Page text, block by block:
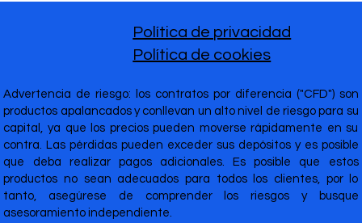
Advertencia de riesgo: los contratos por diferencia ("CFD") son
productos apalancados y conllevan un alto nivel de riesgo para su
capital, ya que los precios pueden moverse rápidamente en su
contra. Las pérdidas pueden exceder sus depósitos y es posible
que deba realizar pagos adicionales. Es posible que estos
productos no sean adecuados para todos los clientes, por lo
tanto, asegúrese de comprender los riesgos y busque
asesoramiento independiente.
Política de privacidad
Política de cookies